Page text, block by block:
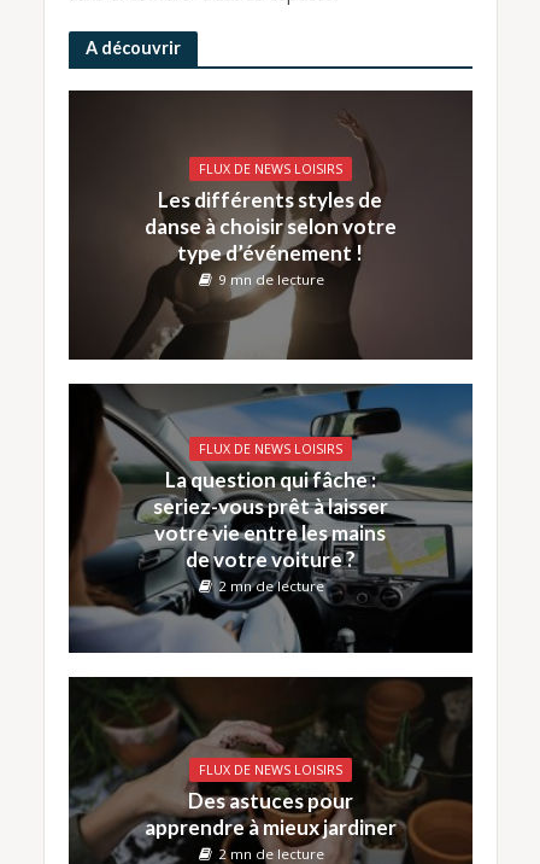
A découvrir
FLUX DE NEWS LOISIRS
Les différents styles de
danse à choisir selon votre
type d’événement !
9 mn de lecture
FLUX DE NEWS LOISIRS
La question qui fâche :
seriez-vous prêt à laisser
votre vie entre les mains
de votre voiture ?
2 mn de lecture
FLUX DE NEWS LOISIRS
Des astuces pour
apprendre à mieux jardiner
2 mn de lecture